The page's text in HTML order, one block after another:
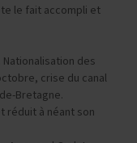
le fait accompli et
Nationalisation des
crise du canal
Bretagne.
réduit à néant son